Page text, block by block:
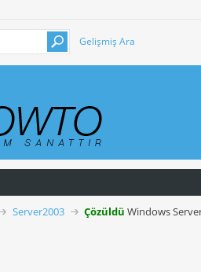
Gelişmiş Ara
Server2003 Çözüldü Windows